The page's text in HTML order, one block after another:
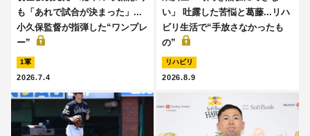
も「あれで試合が決まった」...
小久保監督が指弾した“ワンプレ
ー”
1軍
2026.7.4
い」 吐露した苦悩と葛藤...リハ
ビリ生活で“手放さなかったも
の”
リハビリ
2026.8.9